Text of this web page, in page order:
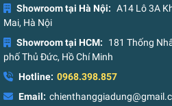
Showroom tại Hà Nội: A14 Lô 3A
Mai, Hà Nội
Showroom tại HCM:
181 Thống
phố Thủ Đức, Hồ Chí Minh
Hotline: 0968.398.857
Email: